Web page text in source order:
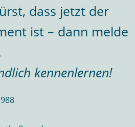
dass jetzt der
ist – dann melde
kennenlernen!